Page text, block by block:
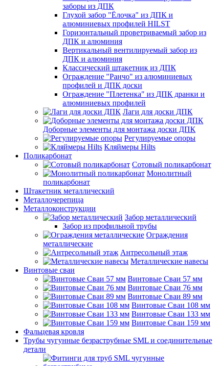
заборы из ДПК
Глухой забор "Ёлочка" из ДПК и
алюминиевых профилей HILST
Горизонтальный проветриваемый забор из
ДПК и алюминия
Вертикальный вентилируемый забор из
ДПК и алюминия
Классический штакетник из ДПК
Ограждение "Ранчо" из алюминиевых
профилей и ДПК доски
Ограждение "Плетенка" из ДПК дранки и
алюминиевых профилей
Лаги для доски ДПК
Доборные элементы для монтажа доски ДПК
Регулируемые опоры
Кляймеры Hilts
Поликарбонат
Сотовый поликарбонат
Монолитный
поликарбонат
Штакетник металлический
Металлочерепица
Металлоконструкции
Забор металлический
Забор из профильной трубы
Ограждения
металлические
Антресольный этаж
Металлические навесы
Винтовые сваи
Винтовые Сваи 57 мм
Винтовые Сваи 76 мм
Винтовые Сваи 89 мм
Винтовые Сваи 108 мм
Винтовые Сваи 133 мм
Винтовые Сваи 159 мм
Фальцевая кровля
Трубы чугунные безраструбные SML и соединительные
детали